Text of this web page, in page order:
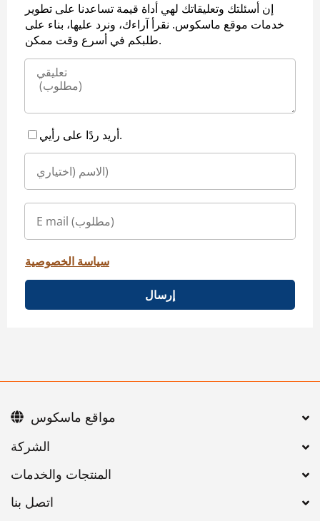
إن أسئلتك وتعليقاتك لهي أداة قيمة تساعدنا على تطوير
خدمات موقع ماسكوس. نقرأ آراءك، ونرد عليها، بناء على
طلبكم في أسرع وقت ممكن.
أريد ردًا على رأيي.
سياسة الخصوصية
إرسال
اتصل بنا
مواقع ماسكوس